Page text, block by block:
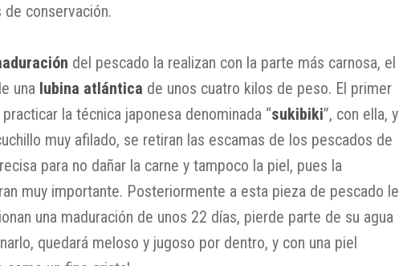
de conservación.
del pescado la realizan con la parte más carnosa, el
una lubina atlántica de unos cuatro kilos de peso. El primer
la técnica japonesa denominada “sukibiki”, con ella, y
muy afilado, se retiran las escamas de los pescados de
para no dañar la carne y tampoco la piel, pues la
muy importante. Posteriormente a esta pieza de pescado le
una maduración de unos 22 días, pierde parte de su agua
quedará meloso y jugoso por dentro, y con una piel